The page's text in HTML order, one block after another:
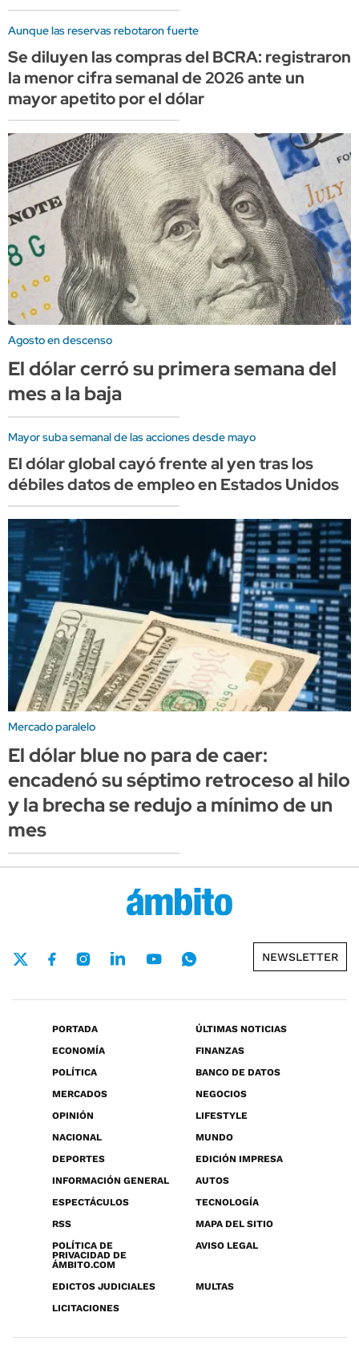
Aunque las reservas rebotaron fuerte
Se diluyen las compras del BCRA: registraron
la menor cifra semanal de 2026 ante un
mayor apetito por el dólar
Agosto en descenso
El dólar cerró su primera semana del
mes a la baja
Mayor suba semanal de las acciones desde mayo
El dólar global cayó frente al yen tras los
débiles datos de empleo en Estados Unidos
Mercado paralelo
El dólar blue no para de caer:
encadenó su séptimo retroceso al hilo
y la brecha se redujo a mínimo de un
mes
NEWSLETTER
PORTADA
ÚLTIMAS NOTICIAS
ECONOMÍA
FINANZAS
POLÍTICA
BANCO DE DATOS
MERCADOS
NEGOCIOS
OPINIÓN
LIFESTYLE
NACIONAL
MUNDO
DEPORTES
EDICIÓN IMPRESA
INFORMACIÓN GENERAL
AUTOS
ESPECTÁCULOS
TECNOLOGÍA
RSS
MAPA DEL SITIO
POLÍTICA DE
PRIVACIDAD DE
ÁMBITO.COM
AVISO LEGAL
EDICTOS JUDICIALES
MULTAS
LICITACIONES